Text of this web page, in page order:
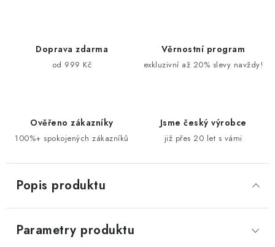
Doprava zdarma
od 999 Kč
Věrnostní program
exkluzivní až 20% slevy navždy!
Ověřeno zákazníky
100%+ spokojených zákazníků
Jsme český výrobce
již přes 20 let s vámi
Popis produktu
Parametry produktu